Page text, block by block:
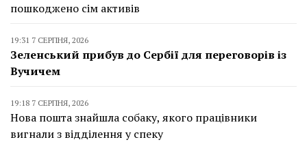
пошкоджено сім активів
19:31 7 СЕРПНЯ, 2026
Зеленський прибув до Сербії для переговорів із
Вучичем
19:18 7 СЕРПНЯ, 2026
Нова пошта знайшла собаку, якого працівники
вигнали з відділення у спеку